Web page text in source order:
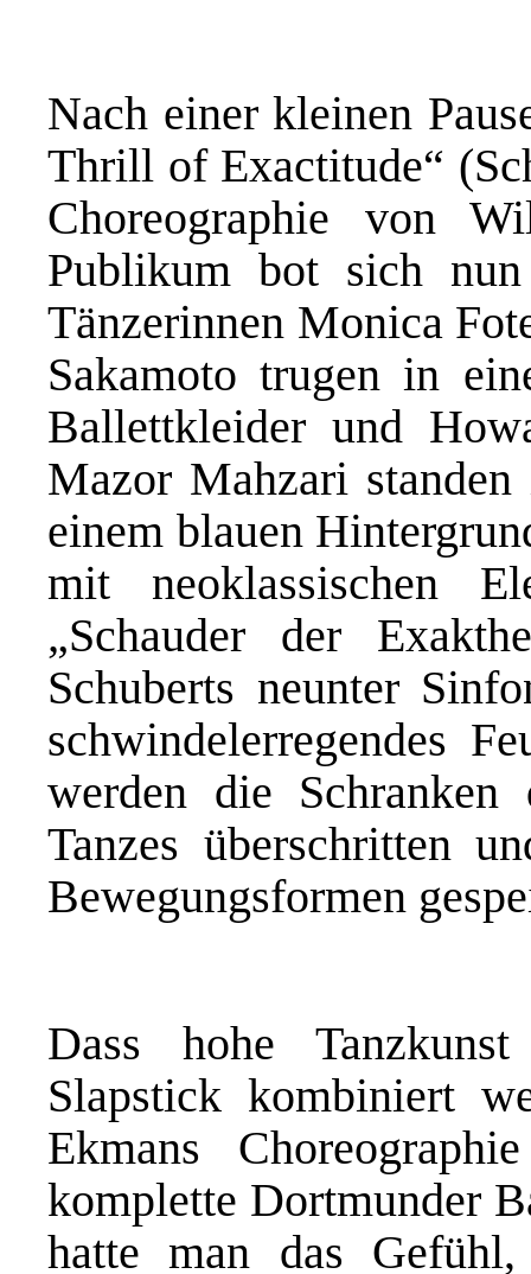
Nach einer kleinen
Thrill of Exactitude“
Choreographie von
Publikum bot sich
Tänzerinnen Monica
Sakamoto trugen in
Ballettkleider und
Mazor Mahzari
einem blauen
mit neoklassischen
„Schauder der
Schuberts neunter
schwindelerregendes
werden die Schranken
Tanzes überschritten
Bewegungsformen
Dass hohe
Slapstick kombiniert
Ekmans
komplette Dortmunder
hatte man das